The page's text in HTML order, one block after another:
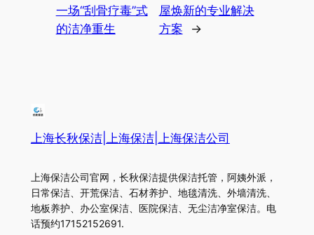
一场“刮骨疗毒”式
的洁净重生
屋焕新的专业解决
方案
→
上海长秋保洁|上海保洁|上海保洁公司
上海保洁公司官网，长秋保洁提供保洁托管，阿姨外派，
日常保洁、开荒保洁、石材养护、地毯清洗、外墙清洗、
地板养护、办公室保洁、医院保洁、无尘洁净室保洁。电
话预约17152152691.